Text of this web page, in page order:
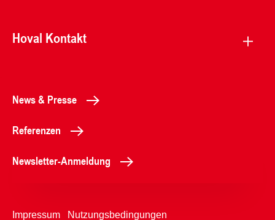
Hoval Kontakt
News & Presse
Referenzen
Newsletter-Anmeldung
Impressum Nutzungsbedingungen